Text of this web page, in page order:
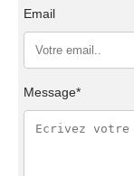
Email
Message*